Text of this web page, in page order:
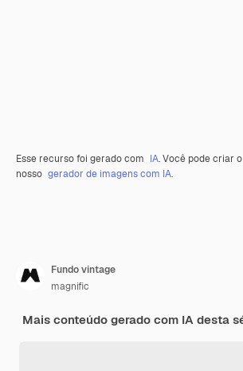
Esse recurso foi gerado com IA. Você pode criar
nosso gerador de imagens com IA.
Fundo vintage
magnific
Mais conteúdo gerado com IA desta